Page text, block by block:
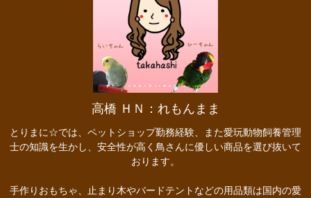
高橋 ＨＮ：れもんまま
とりまに☆では、ペットショップ勤務経験、また愛玩動物飼養管理
士の知識を生かし、安全性が高く鳥さんに優しい商品を選び抜いて
おります。
手作りおもちゃ、止まり木やバードテントなどの用品類は国内の愛